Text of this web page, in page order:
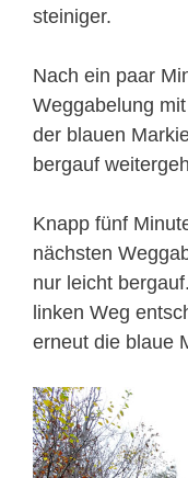
steiniger.
Nach ein paar
Weggabelung
der blauen
bergauf
Knapp fünf
nächsten
nur leicht
linken Weg
erneut die blaue